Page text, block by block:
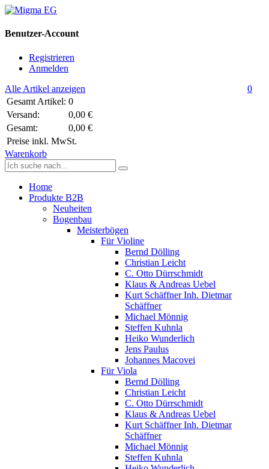
Benutzer-Account
Registrieren
Anmelden
0
Alle Artikel anzeigen
Gesamt Artikel: 0
Versand:
0,00 €
Gesamt:
0,00 €
Preise inkl. MwSt.
Warenkorb
Home
Produkte B2B
Neuheiten
Bogenbau
Meisterbögen
Für Violine
Bernd Dölling
Christian Leicht
C. Otto Dürrschmidt
Klaus & Andreas Uebel
Kurt Schäffner Inh. Dietmar
Schäffner
Michael Mönnig
Steffen Kuhnla
Heiko Wunderlich
Jens Paulus
Johannes Macovei
Für Viola
Bernd Dölling
Christian Leicht
C. Otto Dürrschmidt
Klaus & Andreas Uebel
Kurt Schäffner Inh. Dietmar
Schäffner
Michael Mönnig
Steffen Kuhnla